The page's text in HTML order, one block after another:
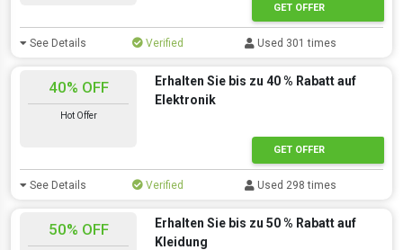
GET OFFER
See Details Verified Used 301 times
40% OFF
Hot Offer
Erhalten Sie bis zu 40 % Rabatt auf
Elektronik
GET OFFER
See Details Verified Used 298 times
50% OFF
Erhalten Sie bis zu 50 % Rabatt auf
Kleidung